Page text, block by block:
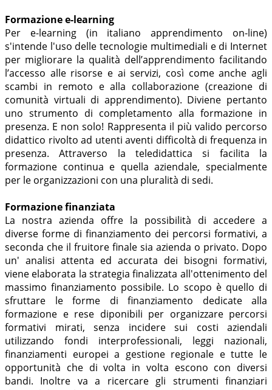
Formazione e-learning
Per e-learning (in italiano apprendimento on-line)
s'intende l'uso delle tecnologie multimediali e di Internet
per migliorare la qualità dell’apprendimento facilitando
l’accesso alle risorse e ai servizi, così come anche agli
scambi in remoto e alla collaborazione (creazione di
comunità virtuali di apprendimento). Diviene pertanto
uno strumento di completamento alla formazione in
presenza. E non solo! Rappresenta il più valido percorso
didattico rivolto ad utenti aventi difficoltà di frequenza in
presenza. Attraverso la teledidattica si facilita la
formazione continua e quella aziendale, specialmente
per le organizzazioni con una pluralità di sedi.
Formazione finanziata
La nostra azienda offre la possibilità di accedere a
diverse forme di finanziamento dei percorsi formativi, a
seconda che il fruitore finale sia azienda o privato. Dopo
un' analisi attenta ed accurata dei bisogni formativi,
viene elaborata la strategia finalizzata all'ottenimento del
massimo finanziamento possibile. Lo scopo è quello di
sfruttare le forme di finanziamento dedicate alla
formazione e rese diponibili per organizzare percorsi
formativi mirati, senza incidere sui costi aziendali
utilizzando fondi interprofessionali, leggi nazionali,
finanziamenti europei a gestione regionale e tutte le
opportunità che di volta in volta escono con diversi
bandi. Inoltre va a ricercare gli strumenti finanziari